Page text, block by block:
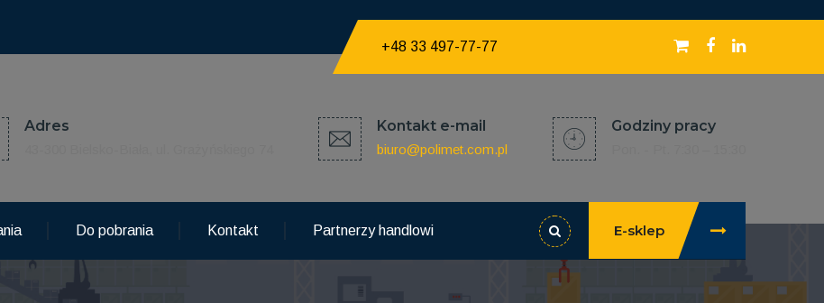
+48 33 497-77-77
Adres Kontakt e-mail
biuro@polimet.com.pl
Godziny pracy
Do pobrania Kontakt Partnerzy handlowi E-sklep